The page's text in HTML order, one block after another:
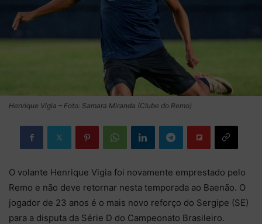
Henrique Vigia – Foto: Samara Miranda (Clube do Remo)
O volante Henrique Vigia foi novamente emprestado pelo
Remo e não deve retornar nesta temporada ao Baenão. O
jogador de 23 anos é o mais novo reforço do Sergipe (SE)
para a disputa da Série D do Campeonato Brasileiro.